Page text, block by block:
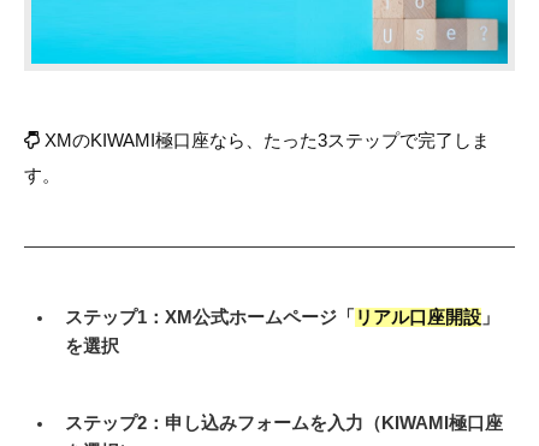
XMのKIWAMI極口座なら、たった3ステップで完了しま
す。
ステップ1：XM公式ホームページ「 リアル口座開設」
を選択
ステップ2：申し込みフォームを入力（KIWAMI極口座